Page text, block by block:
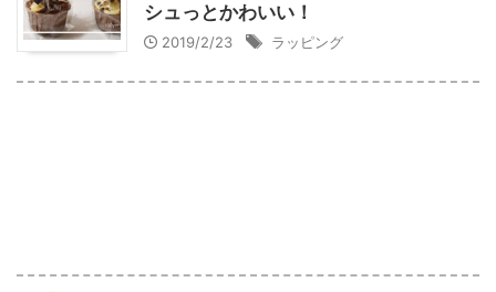
シュっとかわいい！
2019/2/23 ラッピング